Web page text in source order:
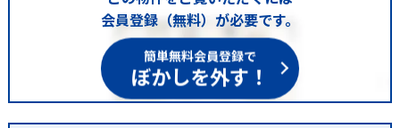
会員登録（無料）が必要です。
簡単無料会員登録で
ぼかしを外す！